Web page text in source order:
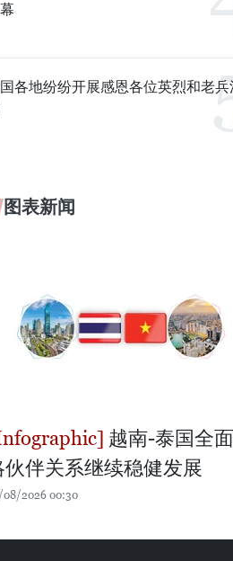
各地纷纷开展感恩各位英烈和老兵
图表新闻
越南-泰国全
伙伴关系继续稳健发展
08/2026 00:30